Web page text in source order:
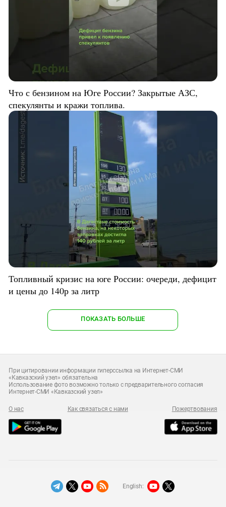
Что с бензином на Юге России? Закрытые АЗС,
спекулянты и кражи топлива.
Топливный кризис на юге России: очереди, дефицит
и цены до 140р за литр
ПОКАЗАТЬ БОЛЬШЕ
При цитировании информации гиперссылка на Интернет-СМИ
«Кавказский узел» обязательна
Использование фото возможно только с предварительного согласия
Интернет-СМИ «Кавказский узел»
О нас Как связаться с нами Пожертвования
English: